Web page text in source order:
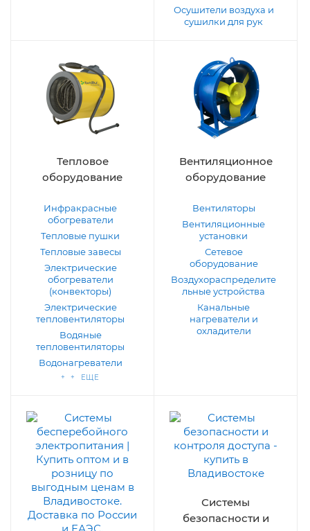
Осушители воздуха и
сушилки для рук
Тепловое
оборудование
Инфракрасные
обогреватели
Тепловые пушки
Тепловые завесы
Электрические
обогреватели
(конвекторы)
Электрические
тепловентиляторы
Водяные
тепловентиляторы
Водонагреватели
+ + ЕЩЕ
Вентиляционное
оборудование
Вентиляторы
Вентиляционные
установки
Сетевое
оборудование
Воздухораспределите
льные устройства
Канальные
нагреватели и
охладители
Системы
безопасности и